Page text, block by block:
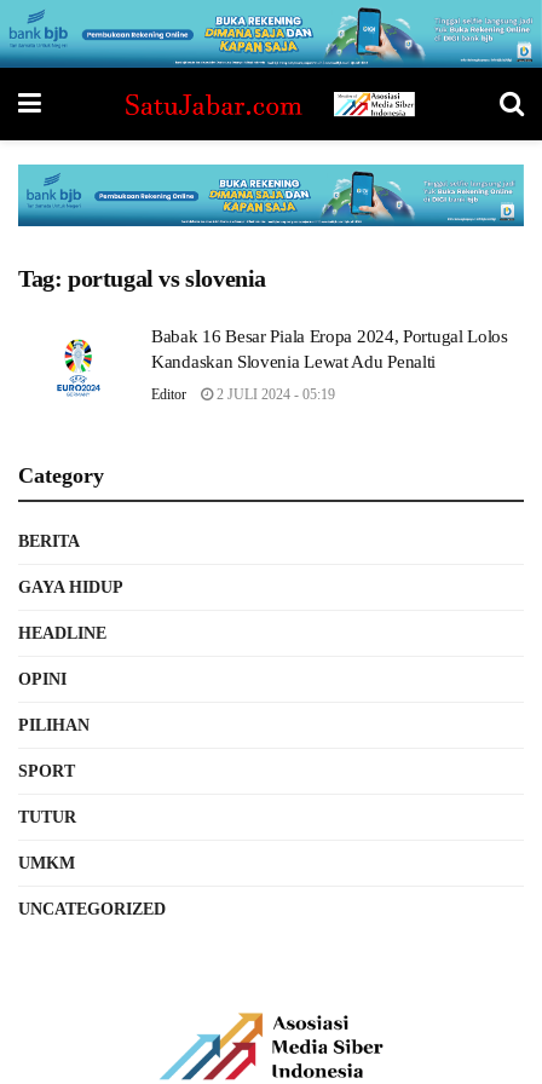
Tag: portugal vs slovenia
Babak 16 Besar Piala Eropa 2024, Portugal Lolos
Kandaskan Slovenia Lewat Adu Penalti
Editor 2 JULI 2024 - 05:19
Category
BERITA
GAYA HIDUP
HEADLINE
OPINI
PILIHAN
SPORT
TUTUR
UMKM
UNCATEGORIZED